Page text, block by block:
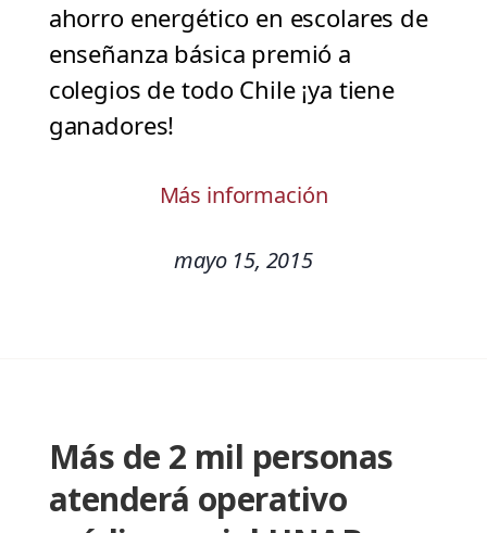
ahorro energético en escolares de
enseñanza básica premió a
colegios de todo Chile ¡ya tiene
ganadores!
Más información
mayo 15, 2015
Más de 2 mil personas
atenderá operativo